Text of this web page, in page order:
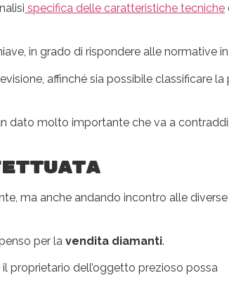
specifica delle caratteristiche tecniche
in grado di rispondere alle normative
affinché sia possibile classificare la
dato molto importante che va a
ma anche andando incontro alle
per la vendita diamanti.
proprietario dell’oggetto prezioso possa